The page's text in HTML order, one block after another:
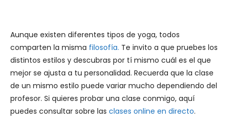
Aunque existen diferentes tipos de yoga, todos
comparten la misma filosofía. Te invito a que pruebes los
distintos estilos y descubras por tí mismo cuál es el que
mejor se ajusta a tu personalidad. Recuerda que la clase
de un mismo estilo puede variar mucho dependiendo del
profesor. Si quieres probar una clase conmigo, aquí
puedes consultar sobre las clases online en directo.